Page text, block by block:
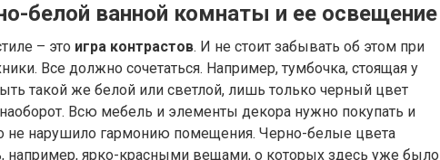
белой ванной комнаты и ее освещение
– это игра контрастов. И не стоит забывать об этом при
Все должно сочетаться. Например, тумбочка, стоящая у
такой же белой или светлой, лишь только черный цвет
Всю мебель и элементы декора нужно покупать и
не нарушило гармонию помещения. Черно-белые цвета
например, ярко-красными вещами, о которых здесь уже было